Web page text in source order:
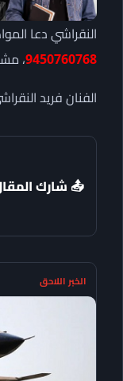
النقراشي دعا
9450760768،
الفنان فريد النقراشي
📤 شارك
الخبر اللاحق